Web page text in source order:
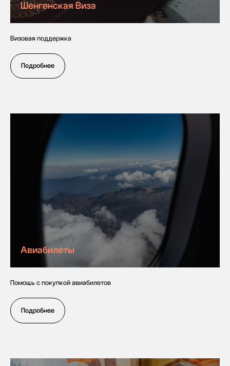
Шенгенская Виза
Визовая поддержка
Подробнее
Авиабилеты
Помощь с покупкой авиабилетов
Подробнее